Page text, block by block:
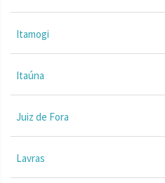
Itamogi
Itaúna
Juiz de Fora
Lavras